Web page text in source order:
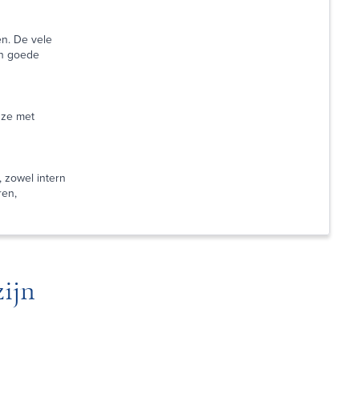
De vele
goede
met
zowel intern